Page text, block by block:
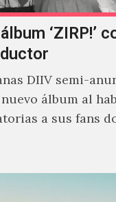
‘ZIRP!’
DIIV semi-
álbum al
a sus fans